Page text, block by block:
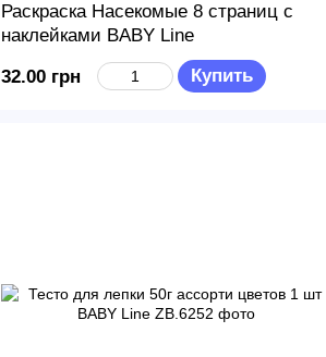
Раскраска Насекомые 8 страниц с
наклейками BABY Line
32.00 грн Купить